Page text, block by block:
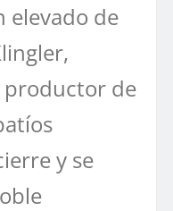
elevado de
de
y se